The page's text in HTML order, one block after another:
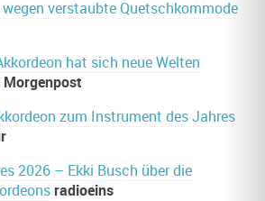
verstaubte Quetschkommode
hat sich neue Welten
Morgenpost
zum Instrument des Jahres
2026 – Ekki Busch über die
radioeins